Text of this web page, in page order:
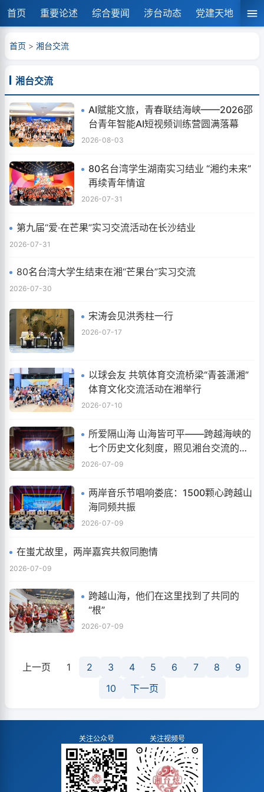
首页 重要论述 综合要闻 涉台动态 党建天地 湘
首页 > 湘台交流
湘台交流
AI赋能文旅，青春联结海峡——2026邵
台青年智能AI短视频训练营圆满落幕
2026-08-03
80名台湾学生湖南实习结业 “湘约未来”
再续青年情谊
2026-07-31
第九届“爱·在芒果”实习交流活动在长沙结业
2026-07-31
80名台湾大学生结束在湘“芒果台”实习交流
2026-07-30
宋涛会见洪秀柱一行
2026-07-17
以球会友 共筑体育交流桥梁“青荟潇湘”
体育文化交流活动在湘举行
2026-07-10
所爱隔山海 山海皆可平——跨越海峡的
七个历史文化刻度，照见湘台交流的深
情厚谊
2026-07-09
两岸音乐节唱响娄底：1500颗心跨越山
海同频共振
2026-07-09
在蚩尤故里，两岸嘉宾共叙同胞情
2026-07-09
跨越山海，他们在这里找到了共同的
“根”
2026-07-09
上一页 1 2 3 4 5 6 7 8
9
10
下一页
关注公众号 关注视频号